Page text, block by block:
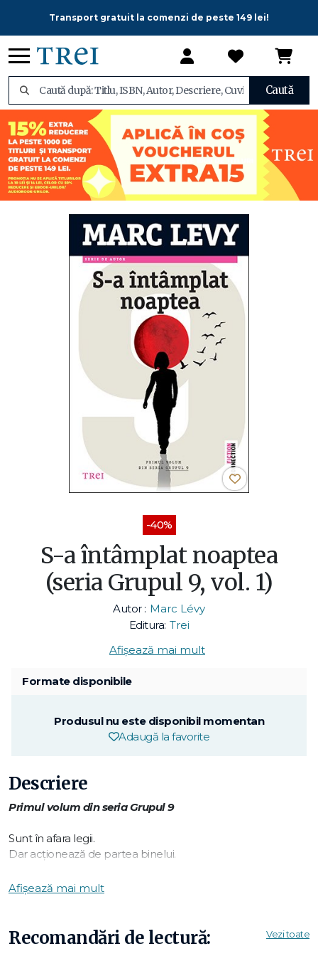
Transport gratuit la comenzi de peste 149 lei!
Caută
-40%
S-a întâmplat noaptea
(seria Grupul 9, vol. 1)
Autor : Marc Lévy
Editura: Trei
Afișează mai mult
Formate disponibile
Produsul nu este disponibil momentan
Adaugă la favorite
Descriere
Primul volum din seria Grupul 9
Sunt în afara legii.
Dar acționează de partea binelui.
Cu toate acestea, nu s-au întâlnit niciodată.
S-a întâmplat noaptea
O cursă nebună și înfricoșătoare pe străzile din Oslo, Madrid,
Afișează mai mult
Recomandări de lectură: Vezi toate